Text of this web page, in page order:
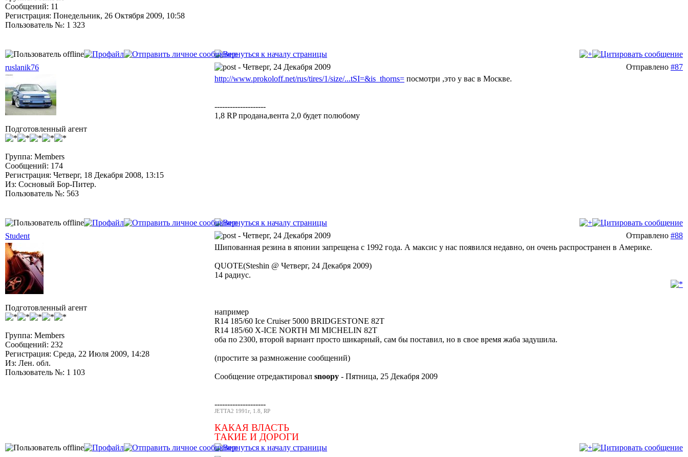
Сообщений: 11
Регистрация: Понедельник, 26 Октября 2009, 10:58
Пользователь №: 1 323
ruslanik76 - Четверг, 24 Декабря 2009 Отправлено #87
Подготовленный агент
Группа: Members
Сообщений: 174
Регистрация: Четверг, 18 Декабря 2008, 13:15
Из: Сосновый Бор-Питер.
Пользователь №: 563
http://www.prokoloff.net/rus/tires/1/size/...tSI=&is_thorns= посмотри ,это у вас в Москве.
--------------------
1,8 RP продана,вента 2,0 будет полюбому
Student - Четверг, 24 Декабря 2009 Отправлено #88
Подготовленный агент
Группа: Members
Сообщений: 232
Регистрация: Среда, 22 Июля 2009, 14:28
Из: Лен. обл.
Пользователь №: 1 103
Шипованная резина в японии запрещена с 1992 года. А максис у нас появился недавно, он очень распространен в Америке.
QUOTE(Steshin @ Четверг, 24 Декабря 2009)
14 радиус.
например
R14 185/60 Ice Cruiser 5000 BRIDGESTONE 82T
R14 185/60 X-ICE NORTH MI MICHELIN 82T
оба по 2300, второй вариант просто шикарный, сам бы поставил, но в свое время жаба задушила.
(простите за размножение сообщений)
Сообщение отредактировал snoopy - Пятница, 25 Декабря 2009
--------------------
JETTA2 1991г, 1.8, RP
КАКАЯ ВЛАСТЬ
ТАКИЕ И ДОРОГИ